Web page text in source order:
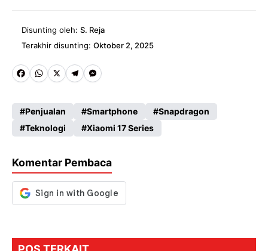
Disunting oleh: S. Reja
Terakhir disunting: Oktober 2, 2025
Fa
b
o
k
W
ts
A
p
X
Te
gr
a
M
se
n
er
Penjualan Smartphone
Snapdragon
Teknologi
Xiaomi 17 Series
Komentar Pembaca